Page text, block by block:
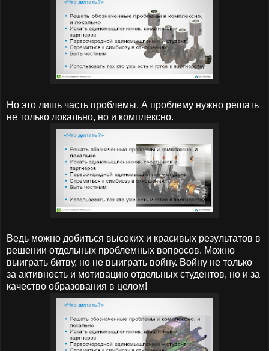
Но это лишь часть проблемы. А проблему нужно решать
не только локально, но и комплексно.
Ведь можно добиться высоких и красивых результатов в
решении отдельных проблемных вопросов. Можно
выиграть битву, но не выиграть войну. Войну не только
за активность и мотивацию отдельных студентов, но и за
качество образования в целом!